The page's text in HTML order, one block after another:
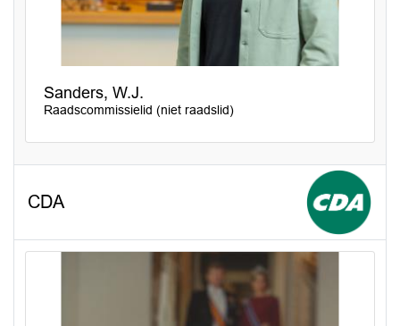
Sanders, W.J.
Raadscommissielid (niet raadslid)
CDA